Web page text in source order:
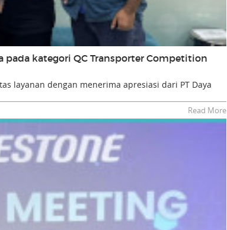
pada kategori QC Transporter Competition
layanan dengan menerima apresiasi dari PT Daya
Read More